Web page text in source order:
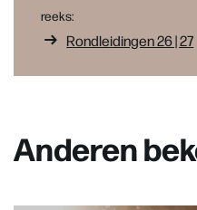
reeks:
Rondleidingen 26 | 27
Anderen